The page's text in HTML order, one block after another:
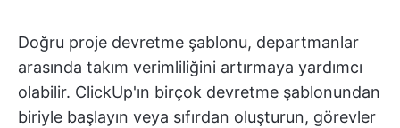
Doğru proje devretme şablonu, departmanlar
arasında takım verimliliğini artırmaya yardımcı
olabilir. ClickUp'ın birçok devretme şablonundan
biriyle başlayın veya sıfırdan oluşturun, görevler